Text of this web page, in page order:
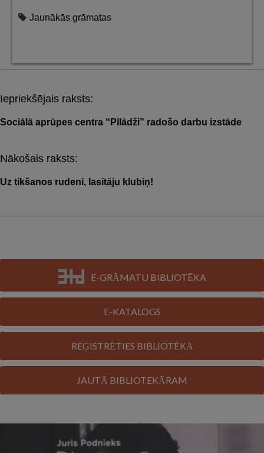
Jaunākās grāmatas
Post
navigation
Iepriekšējais raksts:
Sociālā aprūpes centra “Pīlādži” radošo darbu izstāde
Nākošais raksts:
Uz tikšanos rudenī, lasītāju klubiņ!
E-GRĀMATU BIBLIOTĒKA
E-KATALOGS
REĢISTRĒTIES BIBLIOTĒKĀ
JAUTĀ BIBLIOTEKĀRAM